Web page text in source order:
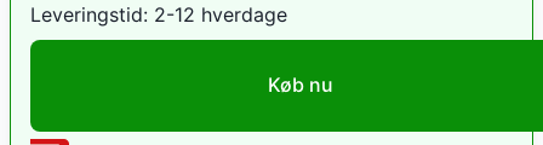
Leveringstid: 2-12 hverdage
Køb nu